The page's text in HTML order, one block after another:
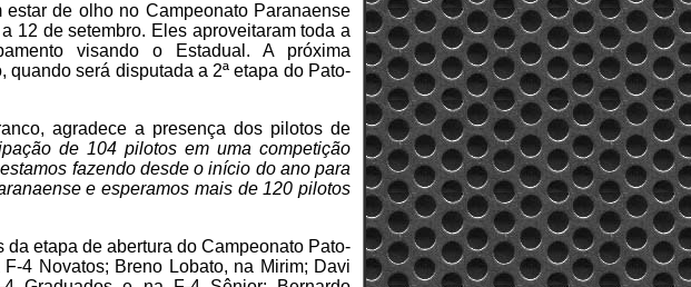
de olho no Campeonato Paranaense
12 de setembro. Eles aproveitaram toda a
visando o Estadual. A próxima
será disputada a 2ª etapa do Pato-
agradece a presença dos pilotos de
de 104 pilotos em uma competição
fazendo desde o início do ano para
e esperamos mais de 120 pilotos
etapa de abertura do Campeonato Pato-
4 Novatos; Breno Lobato, na Mirim; Davi